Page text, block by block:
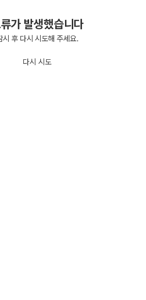
가 발생했습니다
시 후 다시 시도해 주세요.
다시 시도